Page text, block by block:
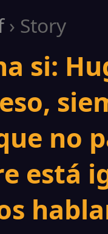
› Story
si:
no
está